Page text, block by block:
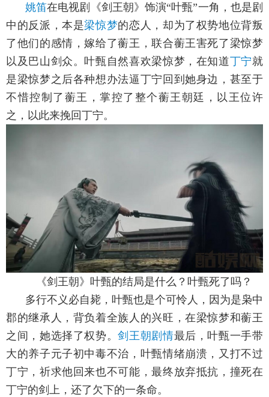
姚笛在电视剧《剑王朝》饰演“叶甄”一角，也是剧
中的反派，本是梁惊梦的恋人，却为了权势地位背叛
了他们的感情，嫁给了蘅王，联合蘅王害死了梁惊梦
以及巴山剑众。叶甄自然喜欢梁惊梦，在知道丁宁就
是梁惊梦之后各种想办法逼丁宁回到她身边，甚至于
不惜控制了蘅王，掌控了整个蘅王朝廷，以王位许
之，以此来挽回丁宁。
《剑王朝》叶甄的结局是什么？叶甄死了吗？
多行不义必自毙，叶甄也是个可怜人，因为是枭中
郡的继承人，背负着全族人的兴旺，在梁惊梦和蘅王
之间，她选择了权势。剑王朝剧情最后，叶甄一手带
大的养子元子初中毒不治，叶甄情绪崩溃，又打不过
丁宁，祈求他回来也不可能，最终放弃抵抗，撞死在
丁宁的剑上，还了欠下的一条命。